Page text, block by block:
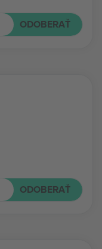
ODOBERAŤ
ODOBERAŤ